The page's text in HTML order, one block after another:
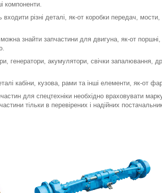
компоненти.
різні деталі, як-от коробки передач,
знайти запчастини для двигуна, як-от поршні,
генератори, акумулятори, свічки запалювання,
кабіни, кузова, рами та інші елементи, як-от
для спецтехніки необхідно враховувати
тільки в перевірених і надійних